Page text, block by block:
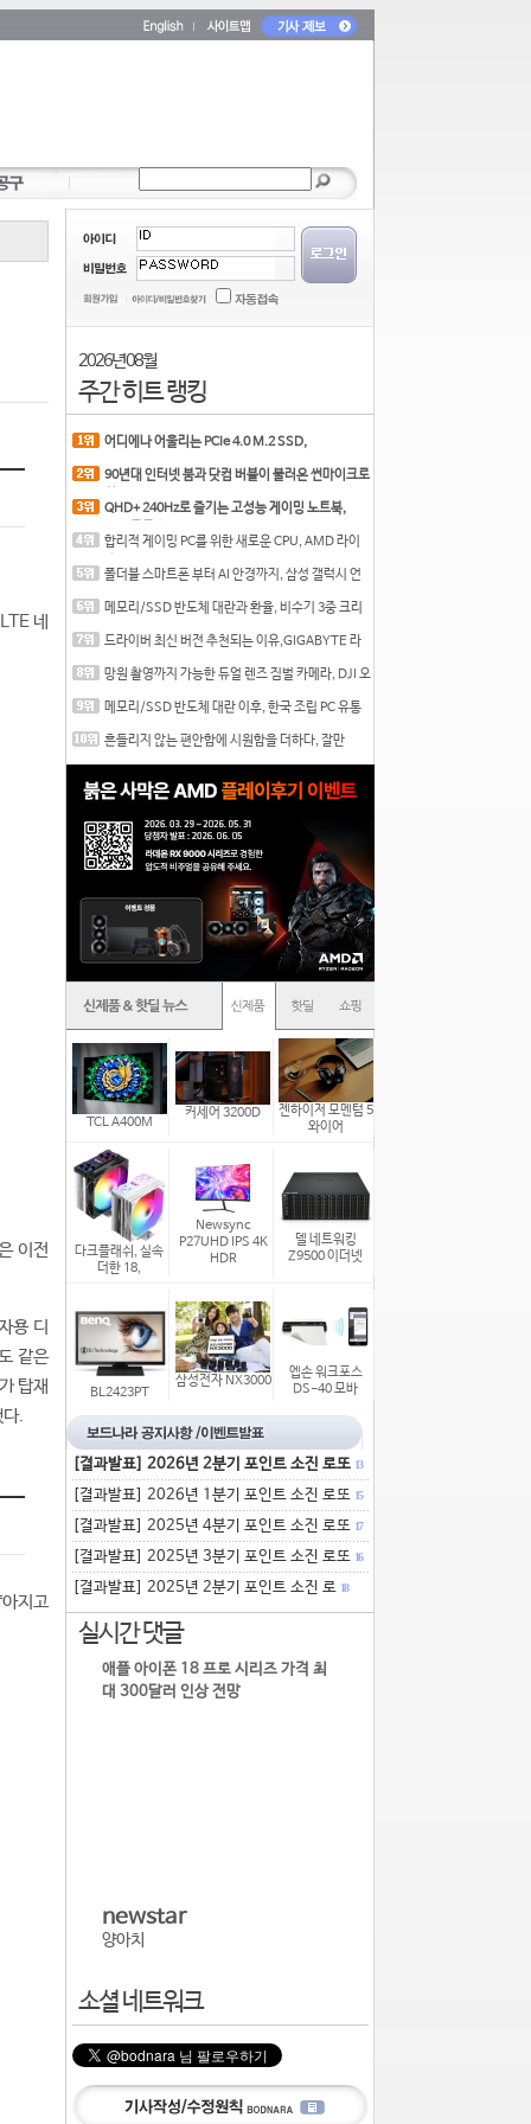
네
이전
용 디
같은
탑재
.
지고
2026년 08월
주간 히트 랭킹
어디에나 어울리는 PCIe 4.0 M.2 SSD,
90년대 인터넷 붐과 닷컴 버블이 불러온 썬마이크로
QHD+ 240Hz로 즐기는 고성능 게이밍 노트북,
합리적 게이밍 PC를 위한 새로운 CPU, AMD 라이
폴더블 스마트폰 부터 AI 안경까지, 삼성 갤럭시 언
메모리/SSD 반도체 대란과 환율, 비수기 3중 크리
드라이버 최신 버전 추천되는 이유,GIGABYTE 라
망원 촬영까지 가능한 듀얼 렌즈 짐벌 카메라, DJI 오
메모리/SSD 반도체 대란 이후, 한국 조립 PC 유통
흔들리지 않는 편안함에 시원함을 더하다, 잘만
TCL A400M
커세어 3200D
젠하이저 모멘텀 5
와이어
다크플래쉬, 실속
더한 18,
Newsync
P27UHD IPS 4K
HDR
델 네트워킹
Z9500 이더넷
BL2423PT
삼성전자 NX3000
엡손 워크포스
DS-40 모바
[결과발표] 2026년 2분기 포인트 소진 로또 13
[결과발표] 2026년 1분기 포인트 소진 로또 15
[결과발표] 2025년 4분기 포인트 소진 로또 17
[결과발표] 2025년 3분기 포인트 소진 로또 16
[결과발표] 2025년 2분기 포인트 소진 로 18
실시간 댓글
애플 아이폰 18 프로 시리즈 가격 최
대 300달러 인상 전망
newstar
양아치
소셜 네트워크